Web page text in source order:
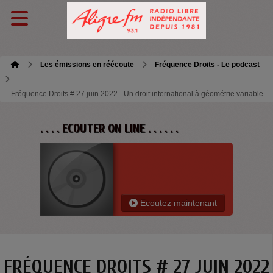
Les émissions en réécoute Fréquence Droits - Le podcast
Fréquence Droits # 27 juin 2022 - Un droit international à géométrie variable
. . . . ECOUTER ON LINE . . . . . .
Ecoutez maintenant
FRÉQUENCE DROITS # 27 JUIN 2022